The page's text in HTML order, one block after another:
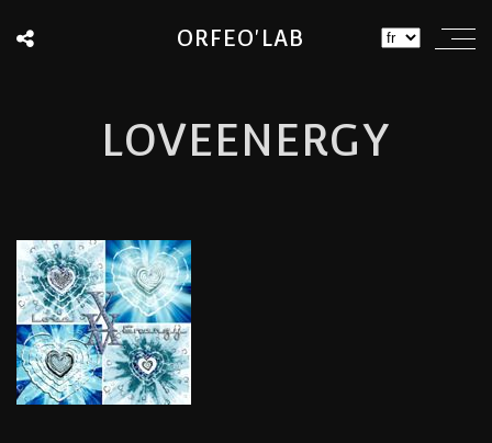
ORFEO'LAB
LOVEENERGY